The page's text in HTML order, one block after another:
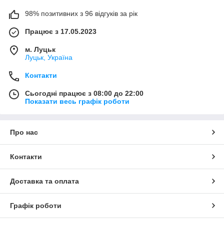
98% позитивних з 96 відгуків за рік
Працює з 17.05.2023
м. Луцьк
Луцьк, Україна
Контакти
Сьогодні працює з 08:00 до 22:00
Показати весь графік роботи
Про нас
Контакти
Доставка та оплата
Графік роботи